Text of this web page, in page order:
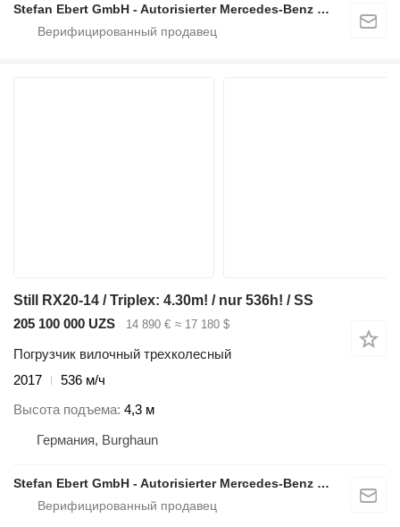
Stefan Ebert GmbH - Autorisierter Mercedes-Benz Servicepartner
Still RX20-14 / Triplex: 4.30m! / nur 536h! / SS
205 100 000 UZS
14 890 € ≈ 17 180 $
Погрузчик вилочный трехколесный
2017
536 м/ч
Высота подъема 4,3 м
Германия, Burghaun
Stefan Ebert GmbH - Autorisierter Mercedes-Benz Servicepartner